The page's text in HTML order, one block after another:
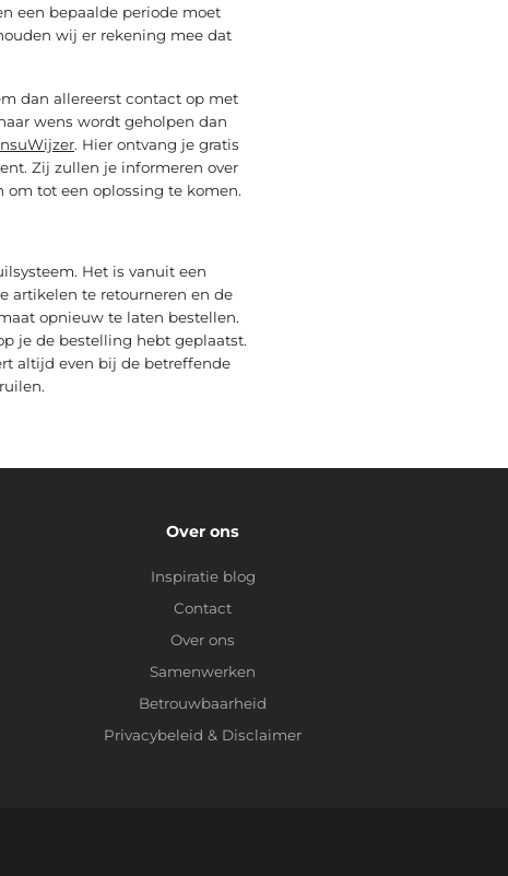
een bepaalde periode moet
wij er rekening mee dat
dan allereerst contact op met
wens wordt geholpen dan
. Hier ontvang je gratis
Zij zullen je informeren over
om tot een oplossing te komen.
Het is vanuit een
artikelen te retourneren en de
opnieuw te laten bestellen.
je de bestelling hebt geplaatst.
altijd even bij de betreffende
Over ons
Inspiratie blog
Contact
Over ons
Samenwerken
Betrouwbaarheid
Privacybeleid & Disclaimer